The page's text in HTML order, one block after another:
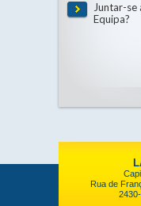
Juntar-se
Equipa?
Rua de